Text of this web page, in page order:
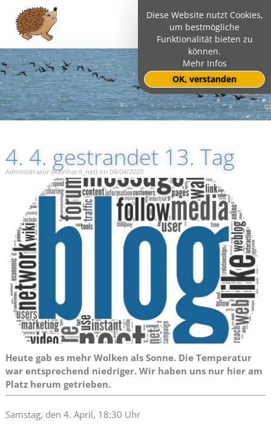
4. 4. gestrandet 13. Tag
Administrator (Reinhard_net) on 04/04/2020
Heute gab es mehr Wolken als Sonne. Die Temperatur
war entsprechend niedriger. Wir haben uns nur hier am
Platz herum getrieben.
Samstag, den 4. April, 18:30 Uhr
Diese Website nutzt Cookies,
um bestmögliche
Funktionalität bieten zu
können.
Mehr Infos
OK, verstanden